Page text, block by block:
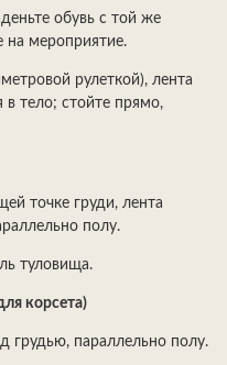
обувь с той же
на мероприятие.
рулеткой), лента
в тело; стойте прямо,
точке груди, лента
полу.
туловища.
корсета)
грудью, параллельно полу.